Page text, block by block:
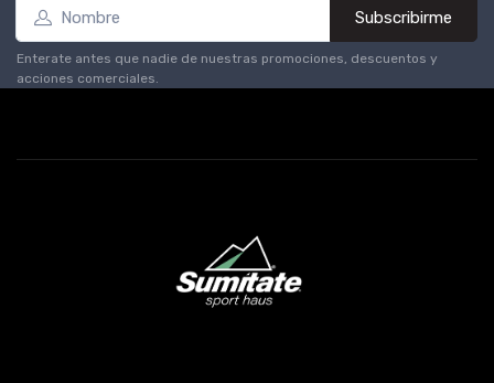
Subscribirme
Enterate antes que nadie de nuestras promociones, descuentos y
acciones comerciales.